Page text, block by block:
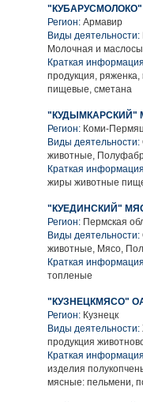
Регион: Армавир
Виды деятельности:
Молочная и
Краткая
продукция,
пищевые, сметана
"КУДЫМКАРСКИЙ"
Регион: Коми-
Виды деятельности:
животные,
Краткая
жиры животные
"КУЕДИНСКИЙ"
Регион: Пермская
Виды деятельности:
животные, Мясо,
Краткая
топленые
"КУЗНЕЦКМЯСО"
Регион: Кузнецк
Виды деятельности:
продукция
Краткая
изделия
мясные: пельмени,